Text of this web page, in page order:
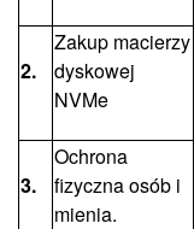
2.
Zakup macierzy
dyskowej
NVMe
3.
Ochrona
fizyczna osób i
mienia.